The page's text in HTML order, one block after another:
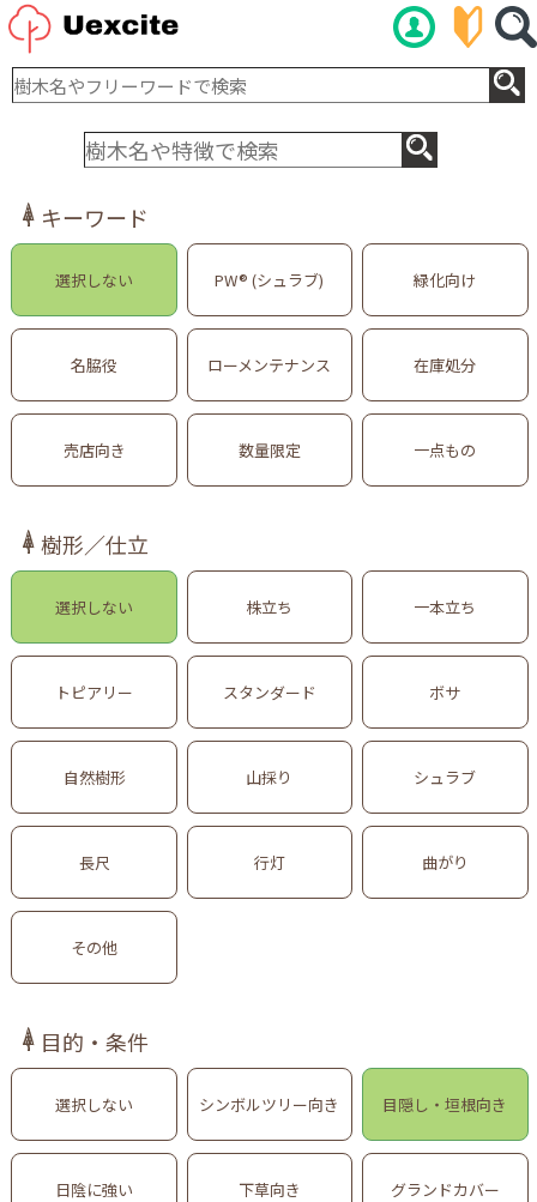
キーワード
選択しない PW® (シュラブ) 緑化向け
名脇役 ローメンテナンス 在庫処分
売店向き 数量限定 一点もの
樹形／仕立
選択しない 株立ち 一本立ち
トピアリー スタンダード ボサ
自然樹形 山採り シュラブ
長尺 行灯 曲がり
その他
目的・条件
選択しない シンボルツリー向き 目隠し・垣根向き
日陰に強い 下草向き グランドカバー